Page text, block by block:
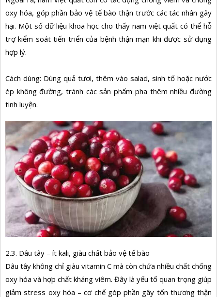
oxy hóa, góp phần bảo vệ tế bào thận trước các tác nhân gây
hại. Một số dữ liệu khoa học cho thấy nam việt quất có thể hỗ
trợ kiểm soát tiến triển của bệnh thận mạn khi được sử dụng
hợp lý.
Cách dùng: Dùng quả tươi, thêm vào salad, sinh tố hoặc nước
ép không đường, tránh các sản phẩm pha thêm nhiều đường
tinh luyện.
2.3. Dâu tây – ít kali, giàu chất bảo vệ tế bào
Dâu tây không chỉ giàu vitamin C mà còn chứa nhiều chất chống
oxy hóa và hợp chất kháng viêm. Đây là yếu tố quan trọng giúp
giảm stress oxy hóa – cơ chế góp phần gây tổn thương thận